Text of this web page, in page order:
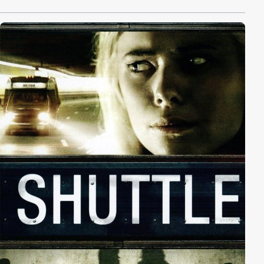
Coup aus. Sie werden ihre drei Favoriten vor den
Dänen retten und einfach stehlen. Ein raffinierter
Masterplan wird minutiös ausgearbeitet. Nichts bleibt
dem Zufall überlassen – wenn die frisch gebackenen
Meisterdiebe da nicht eine winzige Kleinigkeit
übersehen hätten.